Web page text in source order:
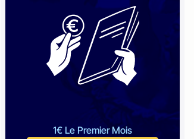
1€ Le Premier Mois